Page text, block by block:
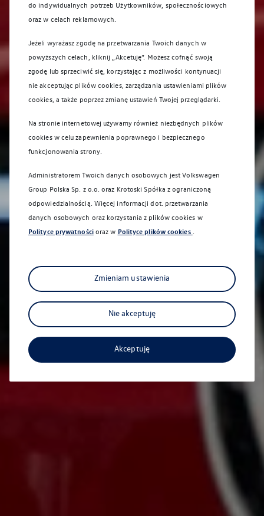
Autoryzowany Salon i Serwis
Volkswagen Krotoski
Volkswagen Krotoski
Autoryzowany Salon i Serwis Volkswagen Krotoski
Na skróty
do indywidualnych potrzeb Użytkowników, społecznościowych
oraz w celach reklamowych.
Jeżeli wyrażasz zgodę na przetwarzania Twoich danych w
powyższych celach, kliknij „Akcetuję”. Możesz cofnąć swoją
zgodę lub sprzeciwić się, korzystając z możliwości kontynuacji
nie akceptując plików cookies, zarządzania ustawieniami plików
cookies, a także poprzez zmianę ustawień Twojej przeglądarki.
Na stronie internetowej używamy również niezbędnych plików
cookies w celu zapewnienia poprawnego i bezpiecznego
funkcjonowania strony.
Administratorem Twoich danych osobowych jest Volkswagen
Group Polska Sp. z o.o. oraz Krotoski Spółka z ograniczoną
odpowiedzialnością. Więcej informacji dot. przetwarzania
danych osobowych oraz korzystania z plików cookies w
Polityce prywatnościoraz w Polityce plików cookies .
Zmieniam ustawienia
Nie akceptuję
Akceptuję